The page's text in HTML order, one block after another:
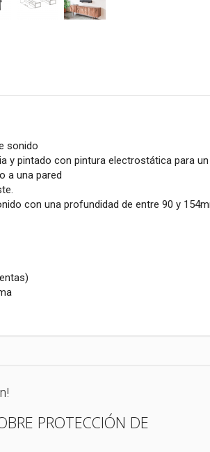
sonido
y pintado con pintura electrostática para
a una pared
con una profundidad de entre 90 y
PROTECCIÓN DE